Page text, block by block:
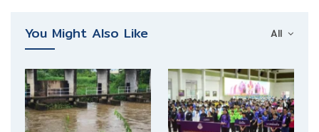
All
You Might Also Like